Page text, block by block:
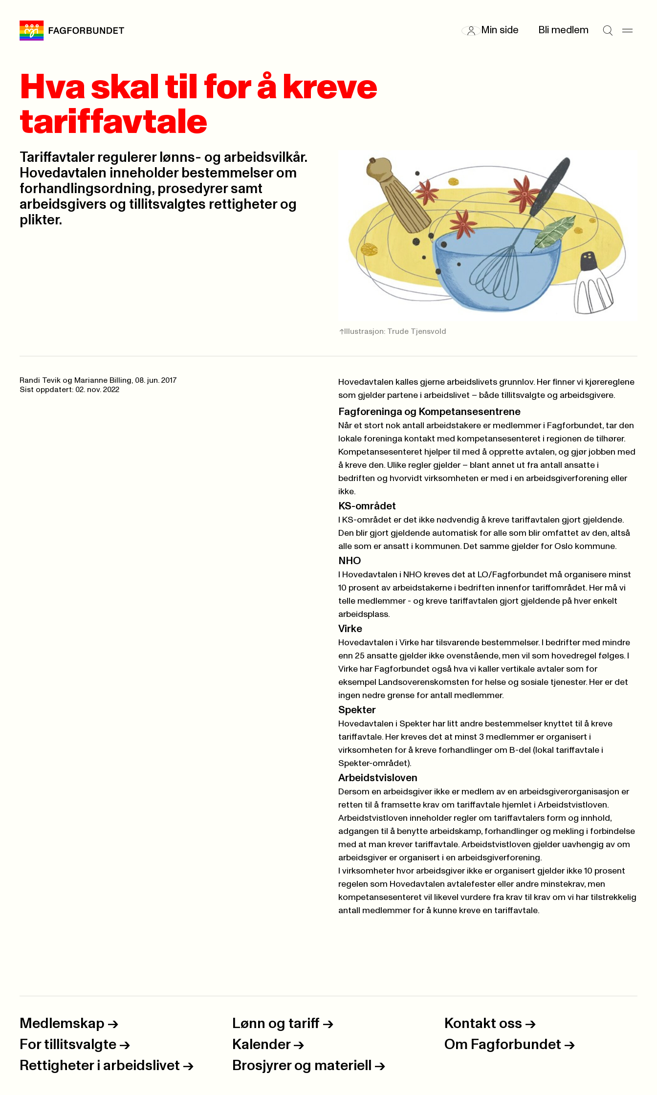
Min side Bli medlem
Hva skal til for å kreve
tariffavtale
Tariffavtaler regulerer lønns- og arbeidsvilkår.
Hovedavtalen inneholder bestemmelser om
forhandlingsordning, prosedyrer samt
arbeidsgivers og tillitsvalgtes rettigheter og
plikter.
Illustrasjon: Trude Tjensvold
Randi Tevik og Marianne Billing, 08. jun. 2017
Sist oppdatert: 02. nov. 2022
Hovedavtalen kalles gjerne arbeidslivets grunnlov. Her finner vi kjørereglene
som gjelder partene i arbeidslivet – både tillitsvalgte og arbeidsgivere.
Fagforeninga og Kompetansesentrene
Når et stort nok antall arbeidstakere er medlemmer i Fagforbundet, tar den
lokale foreninga kontakt med kompetansesenteret i regionen de tilhører.
Kompetansesenteret hjelper til med å opprette avtalen, og gjør jobben med
å kreve den. Ulike regler gjelder – blant annet ut fra antall ansatte i
bedriften og hvorvidt virksomheten er med i en arbeidsgiverforening eller
ikke.
KS-området
I KS-området er det ikke nødvendig å kreve tariffavtalen gjort gjeldende.
Den blir gjort gjeldende automatisk for alle som blir omfattet av den, altså
alle som er ansatt i kommunen. Det samme gjelder for Oslo kommune.
NHO
I Hovedavtalen i NHO kreves det at LO/Fagforbundet må organisere minst
10 prosent av arbeidstakerne i bedriften innenfor tariffområdet. Her må vi
telle medlemmer - og kreve tariffavtalen gjort gjeldende på hver enkelt
arbeidsplass.
Virke
Hovedavtalen i Virke har tilsvarende bestemmelser. I bedrifter med mindre
enn 25 ansatte gjelder ikke ovenstående, men vil som hovedregel følges. I
Virke har Fagforbundet også hva vi kaller vertikale avtaler som for
eksempel Landsoverenskomsten for helse og sosiale tjenester. Her er det
ingen nedre grense for antall medlemmer.
Spekter
Hovedavtalen i Spekter har litt andre bestemmelser knyttet til å kreve
tariffavtale. Her kreves det at minst 3 medlemmer er organisert i
virksomheten for å kreve forhandlinger om B-del (lokal tariffavtale i
Spekter-området).
Arbeidstvisloven
Dersom en arbeidsgiver ikke er medlem av en arbeidsgiverorganisasjon er
retten til å framsette krav om tariffavtale hjemlet i Arbeidstvistloven.
Arbeidstvistloven inneholder regler om tariffavtalers form og innhold,
adgangen til å benytte arbeidskamp, forhandlinger og mekling i forbindelse
med at man krever tariffavtale. Arbeidstvistloven gjelder uavhengig av om
arbeidsgiver er organisert i en arbeidsgiverforening.
I virksomheter hvor arbeidsgiver ikke er organisert gjelder ikke 10 prosent
regelen som Hovedavtalen avtalefester eller andre minstekrav, men
kompetansesenteret vil likevel vurdere fra krav til krav om vi har tilstrekkelig
antall medlemmer for å kunne kreve en tariffavtale.
Medlemskap -> Lønn og tariff -> Kontakt oss ->
For tillitsvalgte -> Kalender -> Om Fagforbundet ->
Rettigheter i arbeidslivet -> Brosjyrer og materiell ->